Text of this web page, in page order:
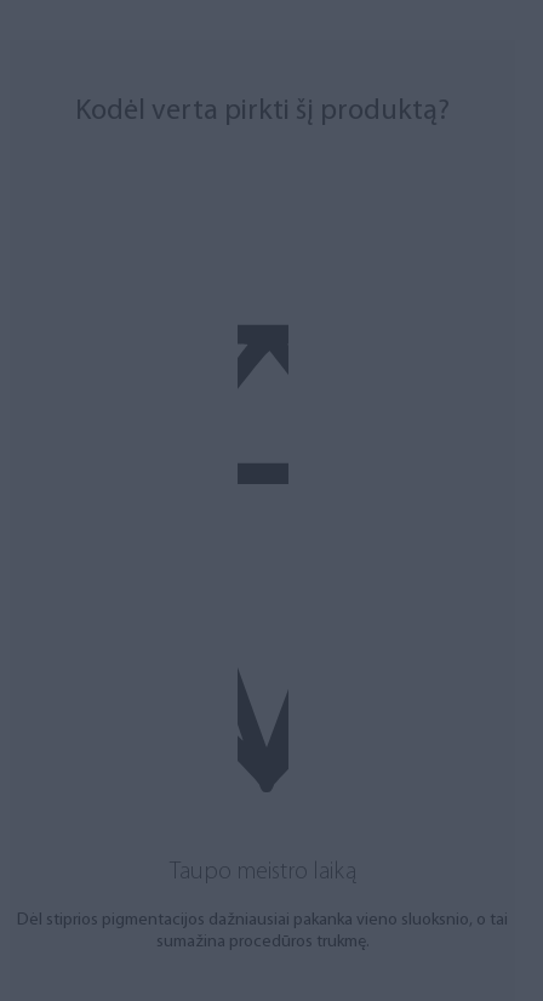
Kodėl verta pirkti šį produktą?
Taupo meistro laiką
Dėl stiprios pigmentacijos dažniausiai pakanka vieno sluoksnio, o tai
sumažina procedūros trukmę.